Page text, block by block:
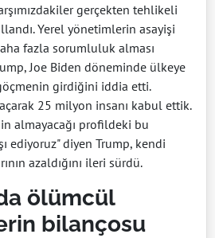
gerçekten tehlikeli
Yerel yönetimlerin asayişi
fazla sorumluluk alması
Joe Biden döneminde ülkeye
girdiğini iddia etti.
açarak 25 milyon insanı kabul ettik.
almayacağı profildeki bu
ediyoruz" diyen Trump, kendi
azaldığını ileri sürdü.
ölümcül
bilançosu